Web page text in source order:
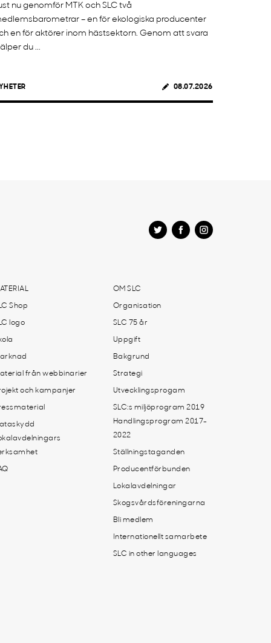
nu genomför MTK och SLC två
– en för ekologiska producenter
en för aktörer inom hästsektorn. Genom att svara
du ...
08.07.2026
Shop
logo
från webbinarier
och kampanjer
OM SLC
Organisation
SLC 75 år
Uppgift
Bakgrund
Strategi
Utvecklingsprogam
SLC:s miljöprogram 2019
Handlingsprogram 2017-
2022
Ställningstaganden
Producentförbunden
Lokalavdelningar
Skogsvårdsföreningarna
Bli medlem
Internationellt samarbete
SLC in other languages